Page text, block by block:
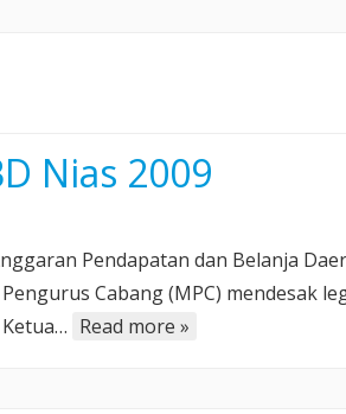
Nias 2009
Pendapatan dan Belanja
Cabang (MPC) mendesak
Read more »